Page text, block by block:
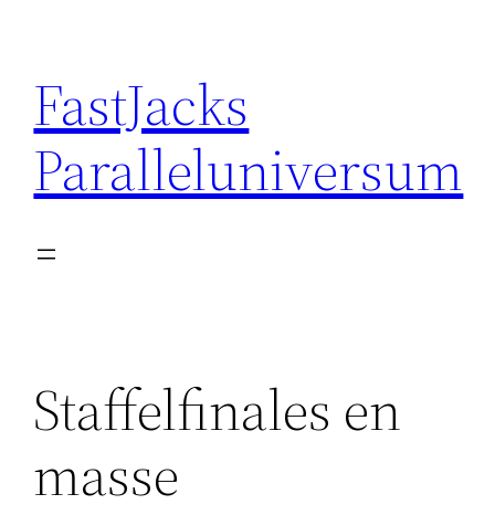
content
FastJacks
Paralleluniversum
Staffelfinales en
masse